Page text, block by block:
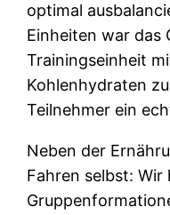
optimal
Einheiten war das
Trainingseinheit
Kohlenhydraten
Teilnehmer ein
Neben der
Fahren selbst: Wir